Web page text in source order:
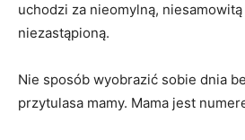
uchodzi za nieomylną,
niezastąpioną.
Nie sposób wyobrazić sobie dnia
przytulasa mamy. Mama jest